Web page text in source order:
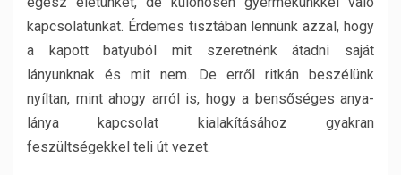
kapcsolatunkat. Érdemes tisztában lennünk azzal, hogy
a kapott batyuból mit szeretnénk átadni saját
lányunknak és mit nem. De erről ritkán beszélünk
nyíltan, mint ahogy arról is, hogy a bensőséges anya-
lánya kapcsolat kialakításához gyakran
feszültségekkel teli út vezet.